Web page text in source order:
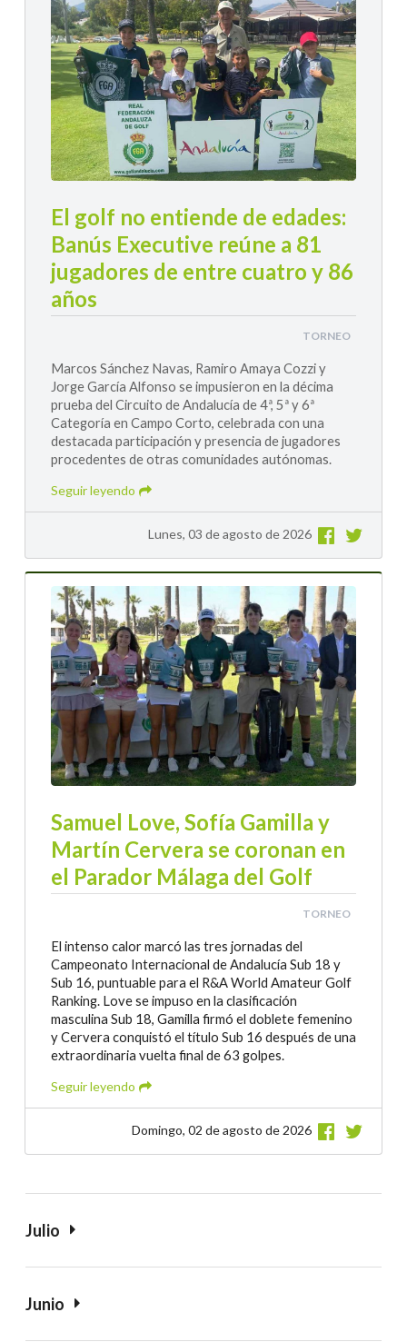
El golf no entiende de edades:
Banús Executive reúne a 81
jugadores de entre cuatro y 86
años
TORNEO
Marcos Sánchez Navas, Ramiro Amaya Cozzi y
Jorge García Alfonso se impusieron en la décima
prueba del Circuito de Andalucía de 4ª, 5ª y 6ª
Categoría en Campo Corto, celebrada con una
destacada participación y presencia de jugadores
procedentes de otras comunidades autónomas.
Seguir leyendo
Lunes, 03 de agosto de 2026
Samuel Love, Sofía Gamilla y
Martín Cervera se coronan en
el Parador Málaga del Golf
TORNEO
El intenso calor marcó las tres jornadas del
Campeonato Internacional de Andalucía Sub 18 y
Sub 16, puntuable para el R&A World Amateur Golf
Ranking. Love se impuso en la clasificación
masculina Sub 18, Gamilla firmó el doblete femenino
y Cervera conquistó el título Sub 16 después de una
extraordinaria vuelta final de 63 golpes.
Seguir leyendo
Domingo, 02 de agosto de 2026
Julio
Junio